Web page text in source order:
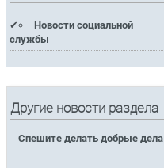
Новости социальной
службы
Другие новости раздела
Спешите делать добрые дела